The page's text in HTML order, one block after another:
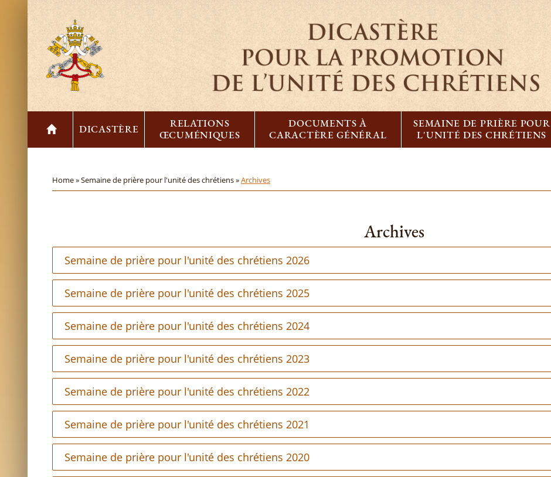
DICASTÈRE
RELATIONS
ŒCUMÉNIQUES
DOCUMENTS À
CARACTÈRE GÉNÉRAL
SEMAINE DE PRIÈRE POUR
L'UNITÉ DES CHRÉTIENS
Home »Semaine de prière pour l'unité des chrétiens »Archives
Archives
Semaine de prière pour l'unité des chrétiens 2026
Semaine de prière pour l'unité des chrétiens 2025
Semaine de prière pour l'unité des chrétiens 2024
Semaine de prière pour l'unité des chrétiens 2023
Semaine de prière pour l'unité des chrétiens 2022
Semaine de prière pour l'unité des chrétiens 2021
Semaine de prière pour l'unité des chrétiens 2020